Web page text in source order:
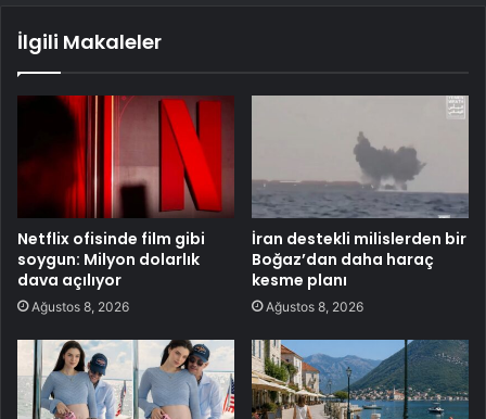
İlgili Makaleler
Netflix ofisinde film gibi
soygun: Milyon dolarlık
dava açılıyor
Ağustos 8, 2026
İran destekli milislerden bir
Boğaz’dan daha haraç
kesme planı
Ağustos 8, 2026